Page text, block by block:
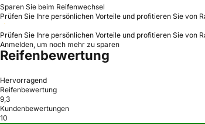
Sparen Sie beim Reifenwechsel
Prüfen Sie Ihre persönlichen Vorteile und profitieren Sie von
Prüfen Sie Ihre persönlichen Vorteile und profitieren Sie von
Anmelden, um noch mehr zu sparen
Reifenbewertung
Hervorragend
Reifenbewertung
9,3
Kundenbewertungen
10